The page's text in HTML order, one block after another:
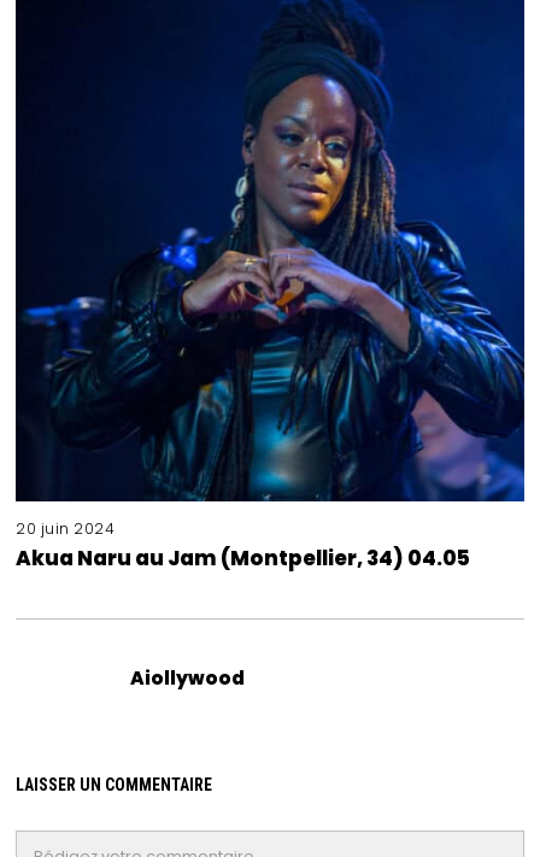
20 juin 2024
Akua Naru au Jam (Montpellier, 34) 04.05
Aiollywood
LAISSER UN COMMENTAIRE